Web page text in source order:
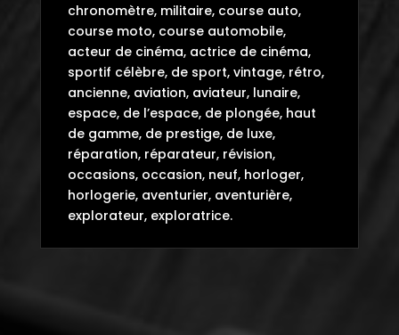
chronomètre, militaire, course auto,
course moto, course automobile,
acteur de cinéma, actrice de cinéma,
sportif célèbre, de sport, vintage, rétro,
ancienne, aviation, aviateur, lunaire,
espace, de l’espace, de plongée, haut
de gamme, de prestige, de luxe,
réparation, réparateur, révision,
occasions, occasion, neuf, horloger,
horlogerie, aventurier, aventurière,
explorateur, exploratrice.